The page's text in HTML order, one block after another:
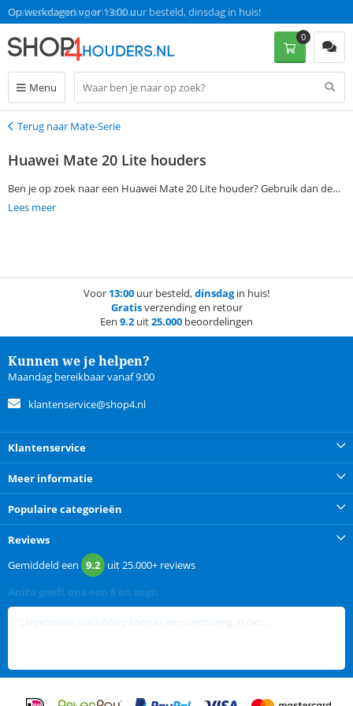
Op werkdagen voor 13:00 uur besteld, dinsdag in huis!
Gratis verzending en retour
Menu
0
Terug
Terug naar Mate-Serie
Huawei Mate 20 Lite houders
Ben je op zoek naar een Huawei Mate 20 Lite houder? Gebruik dan de
filtermogelijkheden aan de linkerkant van deze pagina om jouw
Lees meer
Voor 13:00 uur besteld,dinsdagin huis!
Gratisverzending en retour
Een 9.2 uit25.000 beoordelingen
Kunnen we je helpen?
Maandag bereikbaar vanaf 9:00
klantenservice@shop4.nl
Klantenservice
Meer informatie
Populaire categorieën
Reviews
Gemiddeld een 9.2 uit25.000+ reviews
Anita geeft ons een 8 en zegt:
"Uitgebreide toelichting toen er een verstoring in het..."